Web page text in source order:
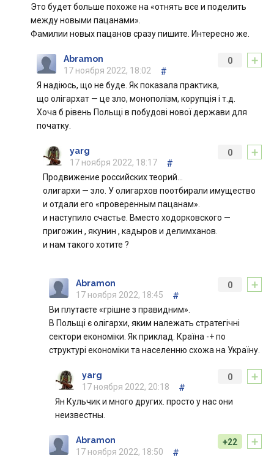
Это будет больше похоже на «отнять все и поделить
между новыми пацанами».
Фамилии новых пацанов сразу пишите. Интересно же.
+
0
Abramon
17 ноября 2022, 18:02
#
Я надіюсь, що не буде. Як показала практика,
що олігархат — це зло, монополізм, корупція і т.д.
Хоча б рівень Польщі в побудові нової держави для
початку.
+
0
yarg
17 ноября 2022, 18:17
#
Продвижение российских теорий…
олигархи — зло. У олигархов поотбирали имущество
и отдали его «проверенным пацанам».
и наступило счастье. Вместо ходорковского —
пригожин , якунин , кадыров и делимханов.
и нам такого хотите ?
+
0
Abramon
17 ноября 2022, 18:45
#
Ви плутаєте «грішне з правидним».
В Польщі є олігархи, яким належать стратегічні
сектори економіки. Як приклад. Країна -+ по
структурі економіки та населенню схожа на Україну.
+
0
yarg
17 ноября 2022, 20:18
#
Ян Кульчик и много других. просто у нас они
неизвестны.
+
+22
Abramon
17 ноября 2022, 18:50
#